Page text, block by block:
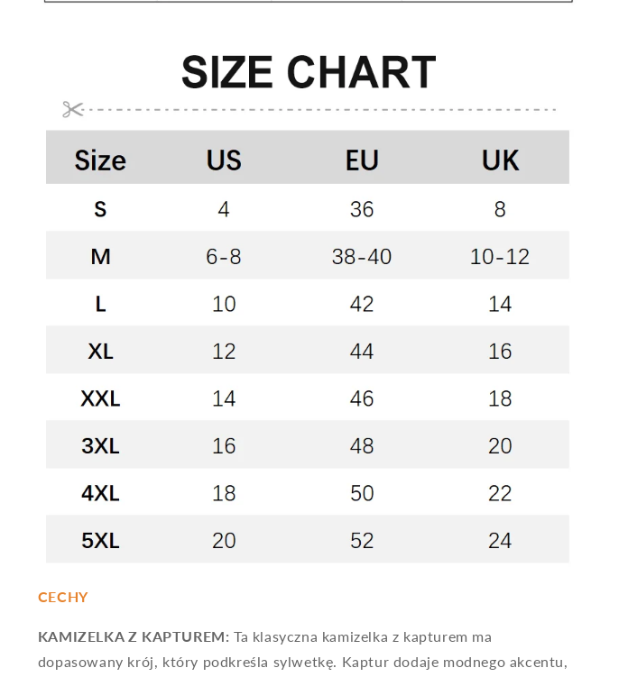
CECHY
KAMIZELKA Z KAPTUREM: Ta klasyczna kamizelka z kapturem ma
dopasowany krój, który podkreśla sylwetkę. Kaptur dodaje modnego akcentu,